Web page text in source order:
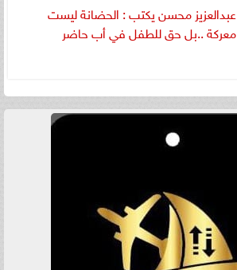
عبدالعزيز محسن يكتب : الحضانة ليست
معركة ..بل حق للطفل في أب حاضر